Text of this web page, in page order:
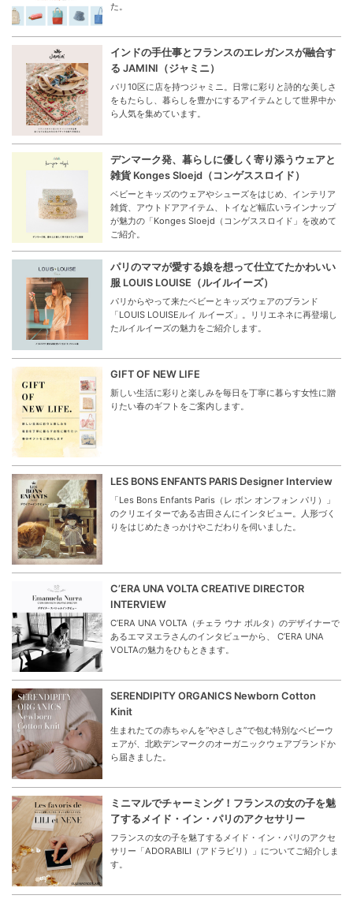
た。
インドの手仕事とフランスのエレガンスが融合す
る JAMINI（ジャミニ）
パリ10区に店を持つジャミニ。日常に彩りと詩的な美しさ
をもたらし、暮らしを豊かにするアイテムとして世界中か
ら人気を集めています。
デンマーク発、暮らしに優しく寄り添うウェアと
雑貨 Konges Sloejd（コンゲススロイド）
ベビーとキッズのウェアやシューズをはじめ、インテリア
雑貨、アウトドアアイテム、トイなど幅広いラインナップ
が魅力の「Konges Sloejd（コンゲススロイド」を改めて
ご紹介。
パリのママが愛する娘を想って仕立てたかわいい
服 LOUIS LOUISE（ルイルイーズ）
パリからやって来たベビーとキッズウェアのブランド
「LOUIS LOUISEルイ ルイーズ」。リリエネネに再登場し
たルイルイーズの魅力をご紹介します。
GIFT OF NEW LIFE
新しい生活に彩りと楽しみを毎日を丁寧に暮らす女性に贈
りたい春のギフトをご案内します。
LES BONS ENFANTS PARIS Designer Interview
「Les Bons Enfants Paris（レ ボン オンフォン パリ）」
のクリエイターである吉田さんにインタビュー。人形づく
りをはじめたきっかけやこだわりを伺いました。
C’ERA UNA VOLTA CREATIVE DIRECTOR
INTERVIEW
C’ERA UNA VOLTA（チェラ ウナ ボルタ）のデザイナーで
あるエマヌエラさんのインタビューから、 C’ERA UNA
VOLTAの魅力をひもときます。
SERENDIPITY ORGANICS Newborn Cotton
Kinit
生まれたての赤ちゃんを“やさしさ”で包む特別なベビーウ
ェアが、北欧デンマークのオーガニックウェアブランドか
ら届きました。
ミニマルでチャーミング！フランスの女の子を魅
了するメイド・イン・パリのアクセサリー
フランスの女の子を魅了するメイド・イン・パリのアクセ
サリー「ADORABILI（アドラビリ）」についてご紹介しま
す。